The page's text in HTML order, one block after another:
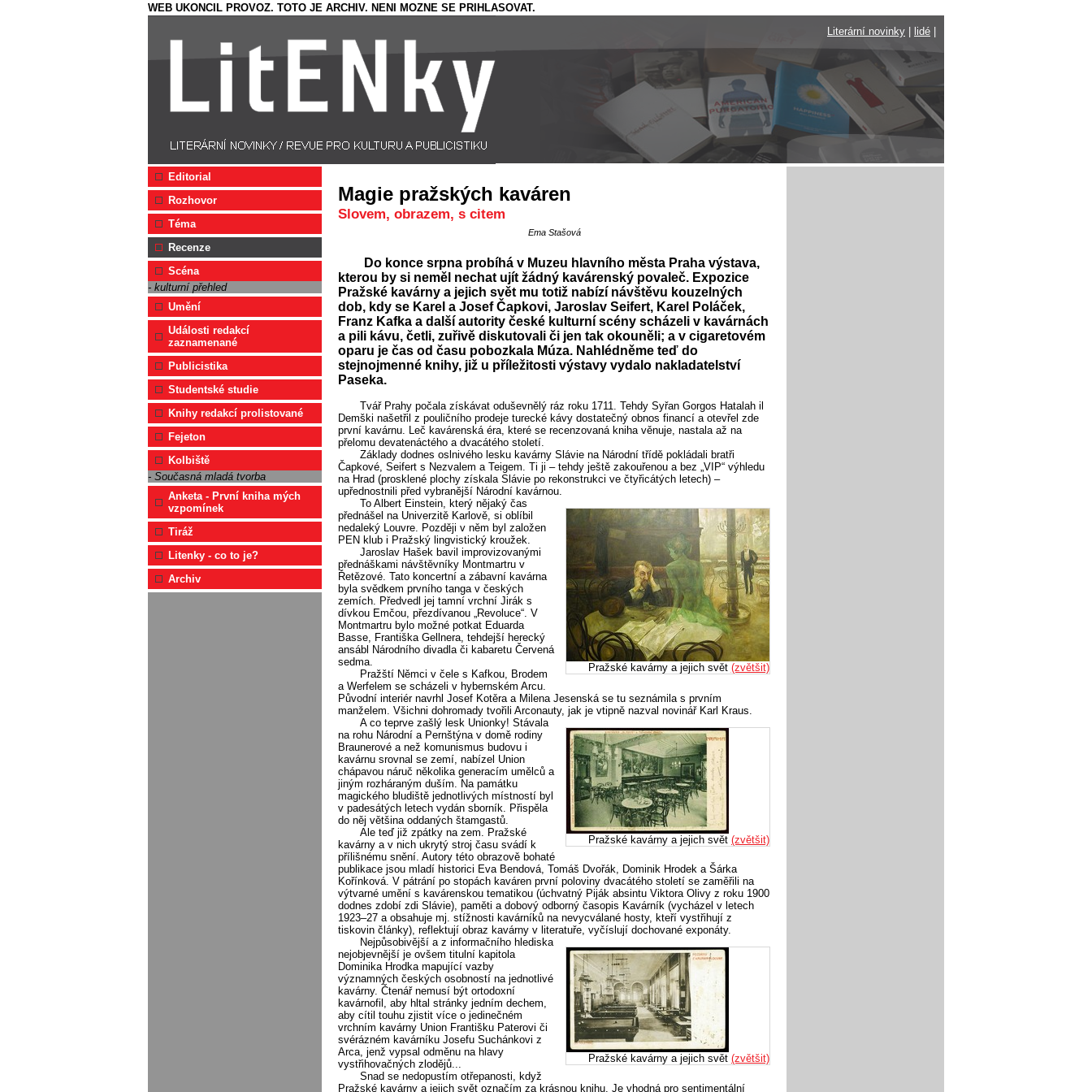
WEB UKONCIL PROVOZ. TOTO JE ARCHIV. NENI MOZNE SE PRIHLASOVAT.
Literární novinky
lidé
Editorial
Rozhovor
Téma
Recenze
Scéna
- kulturní přehled
Umění
Události redakcí
zaznamenané
Publicistika
Studentské studie
Knihy redakcí prolistované
Fejeton
Kolbiště
- Současná mladá tvorba
Anketa - První kniha mých
vzpomínek
Tiráž
Litenky - co to je?
Archiv
Magie pražských kaváren
Slovem, obrazem, s citem
Ema Stašová
Do konce srpna probíhá v Muzeu hlavního města Praha výstava,
kterou by si neměl nechat ujít žádný kavárenský povaleč. Expozice
Pražské kavárny a jejich svět mu totiž nabízí návštěvu kouzelných
dob, kdy se Karel a Josef Čapkovi, Jaroslav Seifert, Karel Poláček,
Franz Kafka a další autority české kulturní scény scházeli v kavárnách
a pili kávu, četli, zuřivě diskutovali či jen tak okouněli; a v cigaretovém
oparu je čas od času pobozkala Múza. Nahlédněme teď do
stejnojmenné knihy, již u příležitosti výstavy vydalo nakladatelství
Paseka.
Tvář Prahy počala získávat oduševnělý ráz roku 1711. Tehdy Syřan Gorgos Hatalah il
Demški našetřil z pouličního prodeje turecké kávy dostatečný obnos financí a otevřel zde
první kavárnu. Leč kavárenská éra, které se recenzovaná kniha věnuje, nastala až na
přelomu devatenáctého a dvacátého století.
Základy dodnes oslnivého lesku kavárny Slávie na Národní třídě pokládali bratři
Čapkové, Seifert s Nezvalem a Teigem. Ti ji – tehdy ještě zakouřenou a bez „VIP“ výhledu
na Hrad (prosklené plochy získala Slávie po rekonstrukci ve čtyřicátých letech) –
upřednostnili před vybranější Národní kavárnou.
Pražské kavárny a jejich svět (zvětšit)
To Albert Einstein, který nějaký čas
přednášel na Univerzitě Karlově, si oblíbil
nedaleký Louvre. Později v něm byl založen
PEN klub i Pražský lingvistický kroužek.
Jaroslav Hašek bavil improvizovanými
přednáškami návštěvníky Montmartru v
Řetězové. Tato koncertní a zábavní kavárna
byla svědkem prvního tanga v českých
zemích. Předvedl jej tamní vrchní Jirák s
dívkou Emčou, přezdívanou „Revoluce“. V
Montmartru bylo možné potkat Eduarda
Basse, Františka Gellnera, tehdejší herecký
ansábl Národního divadla či kabaretu Červená
sedma.
Pražští Němci v čele s Kafkou, Brodem
a Werfelem se scházeli v hybernském Arcu.
Původní interiér navrhl Josef Kotěra a Milena Jesenská se tu seznámila s prvním
manželem. Všichni dohromady tvořili Arconauty, jak je vtipně nazval novinář Karl Kraus.
Pražské kavárny a jejich svět (zvětšit)
A co teprve zašlý lesk Unionky! Stávala
na rohu Národní a Pernštýna v domě rodiny
Braunerové a než komunismus budovu i
kavárnu srovnal se zemí, nabízel Union
chápavou náruč několika generacím umělců a
jiným rozháraným duším. Na památku
magického bludiště jednotlivých místností byl
v padesátých letech vydán sborník. Přispěla
do něj většina oddaných štamgastů.
Ale teď již zpátky na zem. Pražské
kavárny a v nich ukrytý stroj času svádí k
přílišnému snění. Autory této obrazově bohaté
publikace jsou mladí historici Eva Bendová, Tomáš Dvořák, Dominik Hrodek a Šárka
Kořínková. V pátrání po stopách kaváren první poloviny dvacátého století se zaměřili na
výtvarné umění s kavárenskou tematikou (úchvatný Piják absintu Viktora Olivy z roku 1900
dodnes zdobí zdi Slávie), paměti a dobový odborný časopis Kavárník (vycházel v letech
1923–27 a obsahuje mj. stížnosti kavárníků na nevycválané hosty, kteří vystřihují z
tiskovin články), reflektují obraz kavárny v literatuře, vyčíslují dochované exponáty.
Pražské kavárny a jejich svět (zvětšit)
Nejpůsobivější a z informačního hlediska
nejobjevnější je ovšem titulní kapitola
Dominika Hrodka mapující vazby
významných českých osobností na jednotlivé
kavárny. Čtenář nemusí být ortodoxní
kavárnofil, aby hltal stránky jedním dechem,
aby cítil touhu zjistit více o jedinečném
vrchním kavárny Union Františku Paterovi či
svérázném kavárníku Josefu Suchánkovi z
Arca, jenž vypsal odměnu na hlavy
vystřihovačných zlodějů...
Snad se nedopustím otřepanosti, když
Pražské kavárny a jejich svět označím za krásnou knihu. Je vhodná pro sentimentální